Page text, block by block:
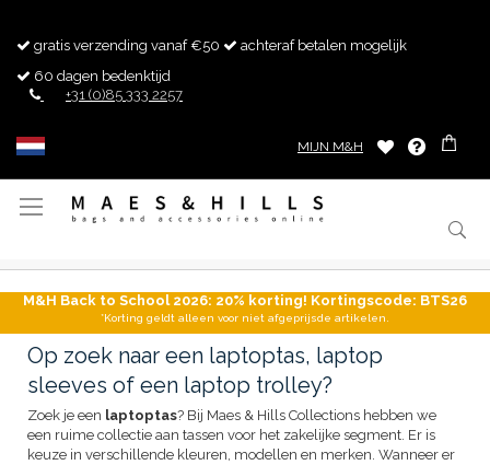
gratis verzending vanaf €50
achteraf betalen mogelijk
60 dagen bedenktijd
+31 (0)85 333 2257
MIJN M&H
Toggle
M&H Back to School 2026: 20% korting! Kortingscode: BTS26
*Korting geldt alleen voor niet afgeprijsde artikelen.
Op zoek naar een laptoptas, laptop
sleeves of een laptop trolley?
Zoek je een laptoptas? Bij Maes & Hills Collections hebben we
een ruime collectie aan tassen voor het zakelijke segment. Er is
keuze in verschillende kleuren, modellen en merken. Wanneer er